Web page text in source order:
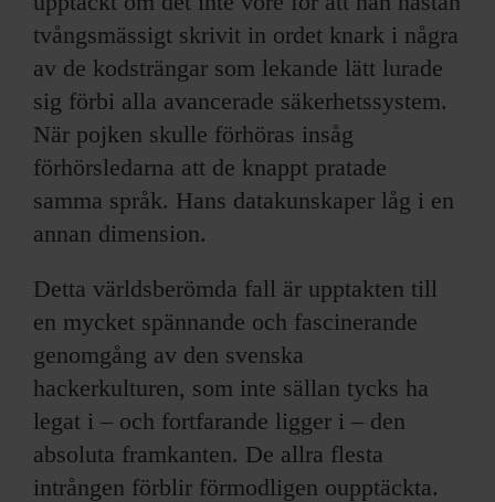
tvångsmässigt skrivit in ordet knark i några
av de kodsträngar som lekande lätt lurade
sig förbi alla avancerade säkerhetssystem.
När pojken skulle förhöras insåg
förhörsledarna att de knappt pratade
samma språk. Hans datakunskaper låg i en
annan dimension.
Detta världsberömda fall är upptakten till
en mycket spännande och fascinerande
genomgång av den svenska
hackerkulturen, som inte sällan tycks ha
legat i – och fortfarande ligger i – den
absoluta framkanten. De allra flesta
intrången förblir förmodligen oupptäckta.